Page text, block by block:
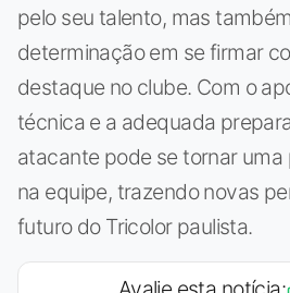
pelo seu talento, mas
determinação em se firmar
destaque no clube. Com o
técnica e a adequada
atacante pode se tornar
na equipe, trazendo novas
futuro do Tricolor paulista.